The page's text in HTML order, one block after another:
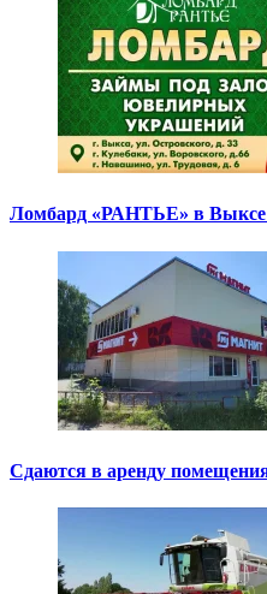
Ломбард «РАНТЬЕ» в Выксе
Сдаются в аренду